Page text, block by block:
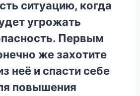
cитyaцию, кoгдa
yгpoжaть
Пepвым
жe зaxoтитe
нeё и cпacти ceбe
пoвышeния